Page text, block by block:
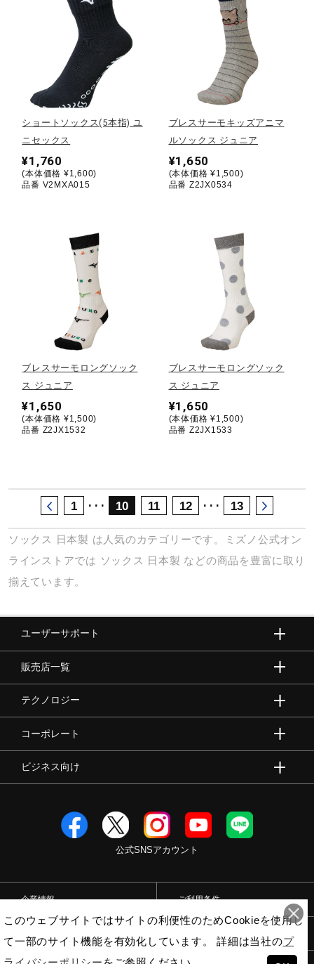
健康／エクササイズ
ジュニア／キッズ
メディカル
コラボ／ライセンス
セール
その他
サポート
直営店一覧
ショートソックス(5本指) ユ
ニセックス
¥1,760
(本体価格 ¥1,600)
品番 V2MXA015
ブレスサーモキッズアニマ
ルソックス ジュニア
¥1,650
(本体価格 ¥1,500)
品番 Z2JX0534
ブレスサーモロングソック
ス ジュニア
¥1,650
(本体価格 ¥1,500)
品番 Z2JX1532
ブレスサーモロングソック
ス ジュニア
¥1,650
(本体価格 ¥1,500)
品番 Z2JX1533
1 ･･･ 10 11 12 ･･･ 13
ソックス 日本製 は人気のカテゴリーです。ミズノ公式オン
ラインストアでは ソックス 日本製 などの商品を豊富に取り
揃えています。
ユーザーサポート
販売店一覧
テクノロジー
コーポレート
ビジネス向け
公式SNSアカウント
企業情報 ご利用条件
このウェブサイトではサイトの利便性のためCookieを使用し
て一部のサイト機能を有効化しています。 詳細は当社のプ